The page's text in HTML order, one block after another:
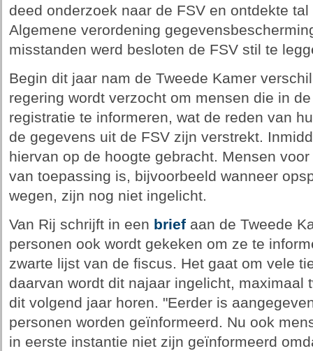
deed onderzoek naar de FSV en ontdekte
Algemene verordening
misstanden werd besloten de FSV stil te
Begin dit jaar nam de Tweede Kamer
regering wordt verzocht om mensen die in
registratie te informeren, wat de reden van
de gegevens uit de FSV zijn verstrekt.
hiervan op de hoogte gebracht. Mensen
van toepassing is, bijvoorbeeld wanneer
wegen, zijn nog niet ingelicht.
Van Rij schrijft in een briefaan de Tweede
personen ook wordt gekeken om ze te
zwarte lijst van de fiscus. Het gaat om vele
daarvan wordt dit najaar ingelicht, maximaal
dit volgend jaar horen. "Eerder is
personen worden geïnformeerd. Nu ook
in eerste instantie niet zijn geïnformeerd